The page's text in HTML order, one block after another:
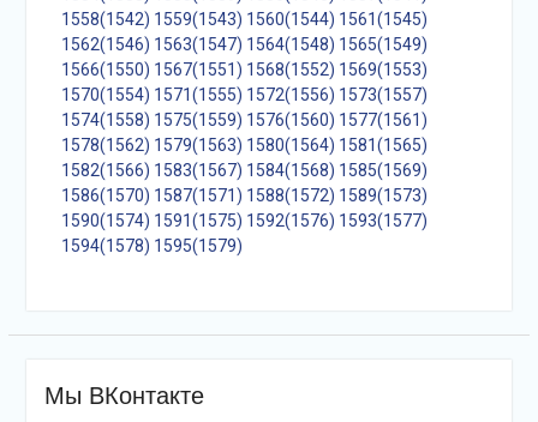
1558(1542) 1559(1543) 1560(1544) 1561(1545)
1562(1546) 1563(1547) 1564(1548) 1565(1549)
1566(1550) 1567(1551) 1568(1552) 1569(1553)
1570(1554) 1571(1555) 1572(1556) 1573(1557)
1574(1558) 1575(1559) 1576(1560) 1577(1561)
1578(1562) 1579(1563) 1580(1564) 1581(1565)
1582(1566) 1583(1567) 1584(1568) 1585(1569)
1586(1570) 1587(1571) 1588(1572) 1589(1573)
1590(1574) 1591(1575) 1592(1576) 1593(1577)
1594(1578) 1595(1579)
Мы ВКонтакте